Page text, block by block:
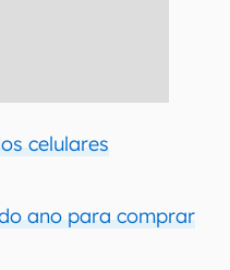
celulares
ano para comprar